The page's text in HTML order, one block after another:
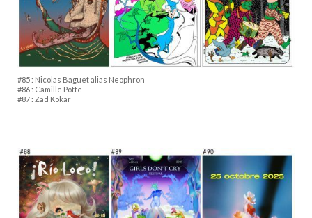
#85 : Nicolas Baguet alias Neophron
#86 : Camille Potte
#87 : Zad Kokar